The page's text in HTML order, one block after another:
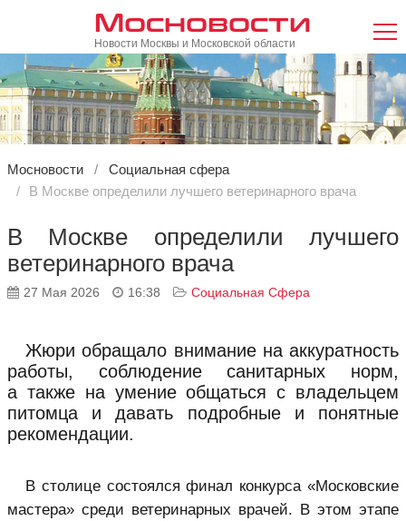
Мосновости
Новости Москвы и Московской области
Мосновости
Социальная сфера
В Москве определили лучшего ветеринарного врача
В Москве определили лучшего
ветеринарного врача
27 Мая 2026 16:38 Социальная Сфера
Жюри обращало внимание на аккуратность
работы, соблюдение санитарных норм,
а также на умение общаться с владельцем
питомца и давать подробные и понятные
рекомендации.
В столице состоялся финал конкурса «Московские
мастера» среди ветеринарных врачей. В этом этапе